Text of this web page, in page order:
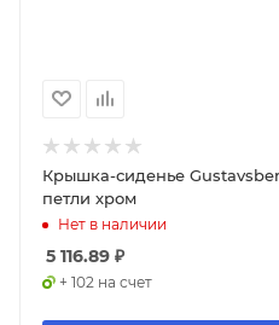
Крышка-сиденье
петли хром
Нет в наличии
5 116.89 ₽
+ 102 на счет